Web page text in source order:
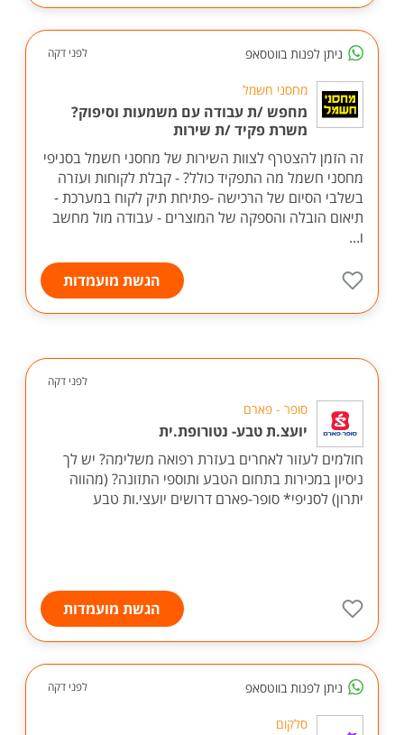
ניתן לפנות בווטסאפ לפני דקה
מחסני חשמל
מחפש /ת עבודה עם משמעות וסיפוק?
משרת פקיד /ת שירות
זה הזמן להצטרף לצוות השירות של מחסני חשמל בסניפי
מחסני חשמל מה התפקיד כולל? - קבלת לקוחות ועזרה
בשלבי הסיום של הרכישה -פתיחת תיק לקוח במערכת -
תיאום הובלה והספקה של המוצרים - עבודה מול מחשב
ו...
הגשת מועמדות
לפני דקה
סופר - פארם
יועצ.ת טבע- נטורופת.ית
חולמים לעזור לאחרים בעזרת רפואה משלימה? יש לך
ניסיון במכירות בתחום הטבע ותוספי התזונה? (מהווה
יתרון) לסניפי* סופר-פארם דרושים יועצי.ות טבע
הגשת מועמדות
ניתן לפנות בווטסאפ לפני דקה
סלקום